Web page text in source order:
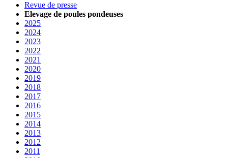
Revue de presse
Elevage de poules pondeuses
2025
2024
2023
2022
2021
2020
2019
2018
2017
2016
2015
2014
2013
2012
2011